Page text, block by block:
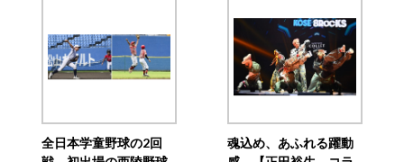
全日本学童野球の2回
魂込め、あふれる躍動